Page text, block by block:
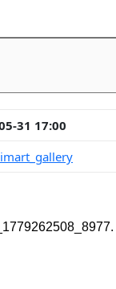
31 17:00